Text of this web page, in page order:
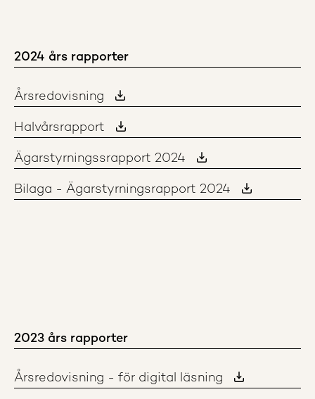
2024 års rapporter
Årsredovisning
Halvårsrapport
Ägarstyrningssrapport 2024
Bilaga - Ägarstyrningsrapport 2024
2023 års rapporter
Årsredovisning - för digital läsning